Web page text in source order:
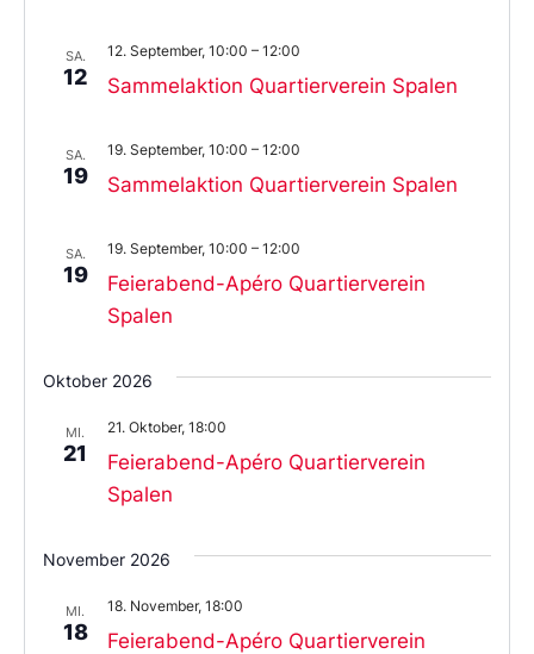
SA.
12 Sammelaktion Quartierverein Spalen
12. September, 10:00 – 12:00
SA.
19 Sammelaktion Quartierverein Spalen
19. September, 10:00 – 12:00
SA.
19
Feierabend-Apéro Quartierverein
Spalen
19. September, 10:00 – 12:00
Oktober 2026
MI.
21
Feierabend-Apéro Quartierverein
Spalen
21. Oktober, 18:00
November 2026
MI.
18
Feierabend-Apéro Quartierverein
18. November, 18:00